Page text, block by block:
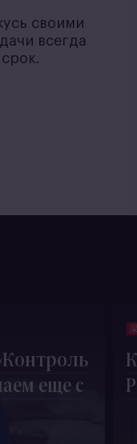
своими
всегда
еще с